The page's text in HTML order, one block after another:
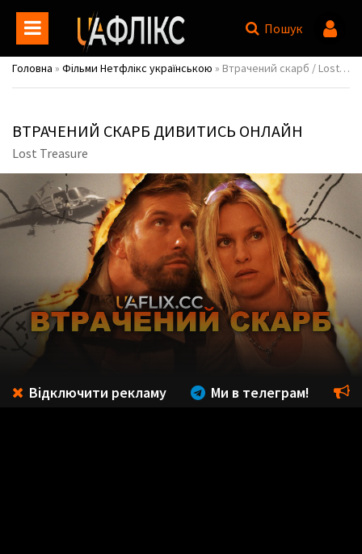
Пошук
Головна » Фільми Нетфлікс українською » Втрачений скарб / Lost Treasure
ВТРАЧЕНИЙ СКАРБ ДИВИТИСЬ ОНЛАЙН
Lost Treasure
Відключити рекламу Ми в телеграм!